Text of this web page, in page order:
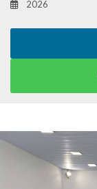
2026